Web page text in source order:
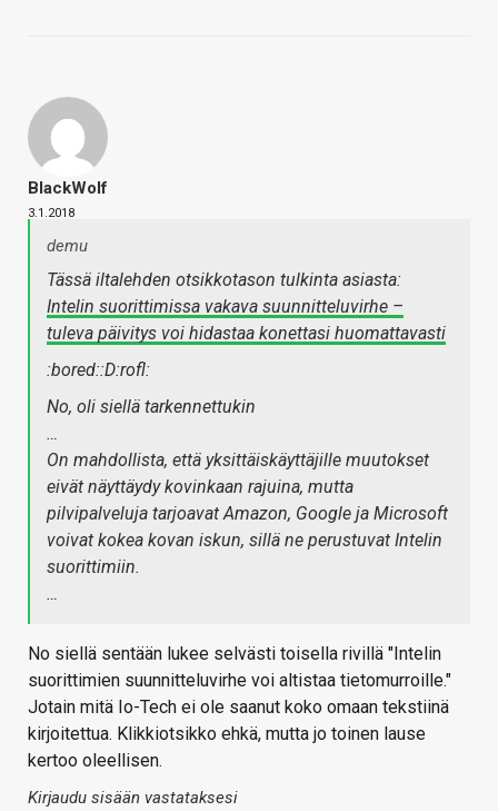
BlackWolf
3.1.2018
demu
Tässä iltalehden otsikkotason tulkinta asiasta:
Intelin suorittimissa vakava suunnitteluvirhe –
tuleva päivitys voi hidastaa konettasi huomattavasti
:bored::D:rofl:
No, oli siellä tarkennettukin
…
On mahdollista, että yksittäiskäyttäjille muutokset
eivät näyttäydy kovinkaan rajuina, mutta
pilvipalveluja tarjoavat Amazon, Google ja Microsoft
voivat kokea kovan iskun, sillä ne perustuvat Intelin
suorittimiin.
…
No siellä sentään lukee selvästi toisella rivillä "Intelin
suorittimien suunnitteluvirhe voi altistaa tietomurroille."
Jotain mitä Io-Tech ei ole saanut koko omaan tekstiinä
kirjoitettua. Klikkiotsikko ehkä, mutta jo toinen lause
kertoo oleellisen.
Kirjaudu sisään vastataksesi